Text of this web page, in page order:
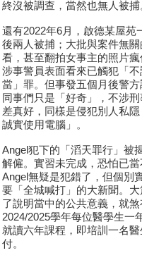
終沒被調查，當然也無人被捕
還有2022年6月，啟德某屋苑
後兩人被捕；大批與案件無
看，甚至翻拍女事主的照片
涉事警員表面看來已觸犯「
當」罪。但事發五個月後警
同事們只是「好奇」，不涉
差真好，同樣是侵犯別人私
誠實使用電腦」。
Angel犯下的「滔天罪行」被
解僱。實習未完成，恐怕已
Angel無疑是犯錯了，但個別
要「全城喊打」的大新聞。
了說明當中的公共意義，就
2024/2025學年每位醫學生一
就讀六年課程，即培訓一名
付。